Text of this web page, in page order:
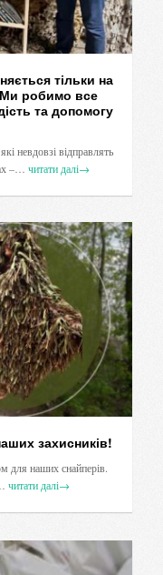
тільки на
Ми робимо все
та допомогу
невдовзі відправлять
–…
читати далі→
захисників!
для наших снайперів.
читати далі→